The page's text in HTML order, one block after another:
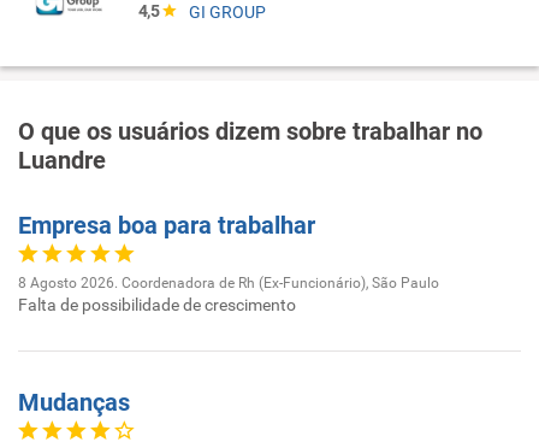
4,5 GI GROUP
O que os usuários dizem sobre trabalhar no
Luandre
Empresa boa para trabalhar
8 Agosto 2026. Coordenadora de Rh (Ex-Funcionário), São Paulo
Falta de possibilidade de crescimento
Mudanças